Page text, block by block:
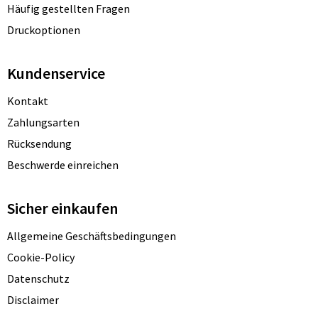
Häufig gestellten Fragen
Druckoptionen
Kundenservice
Kontakt
Zahlungsarten
Rücksendung
Beschwerde einreichen
Sicher einkaufen
Allgemeine Geschäftsbedingungen
Cookie-Policy
Datenschutz
Disclaimer